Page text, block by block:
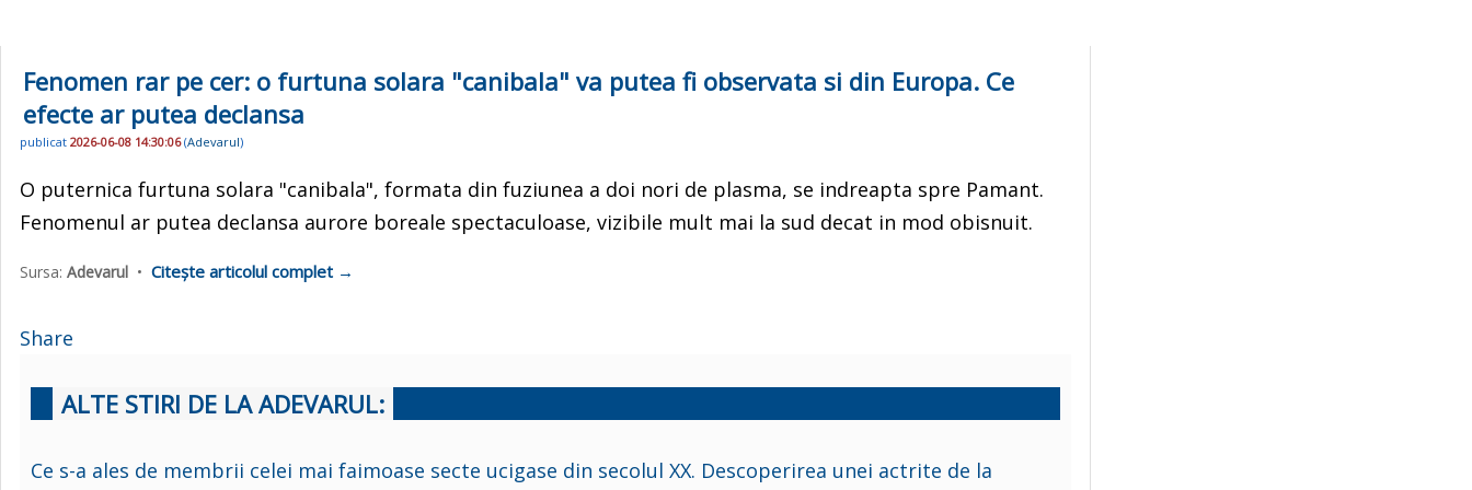
Fenomen rar pe cer: o furtuna solara "canibala" va putea fi observata si din Europa. Ce
efecte ar putea declansa
publicat 2026-06-08 14:30:06(Adevarul)
O puternica furtuna solara "canibala", formata din fuziunea a doi nori de plasma, se indreapta spre Pamant.
Fenomenul ar putea declansa aurore boreale spectaculoase, vizibile mult mai la sud decat in mod obisnuit.
Sursa: Adevarul • Citește articolul complet →
Share
ALTE STIRI DE LA ADEVARUL:
Ce s-a ales de membrii celei mai faimoase secte ucigase din secolul XX. Descoperirea unei actrite de la